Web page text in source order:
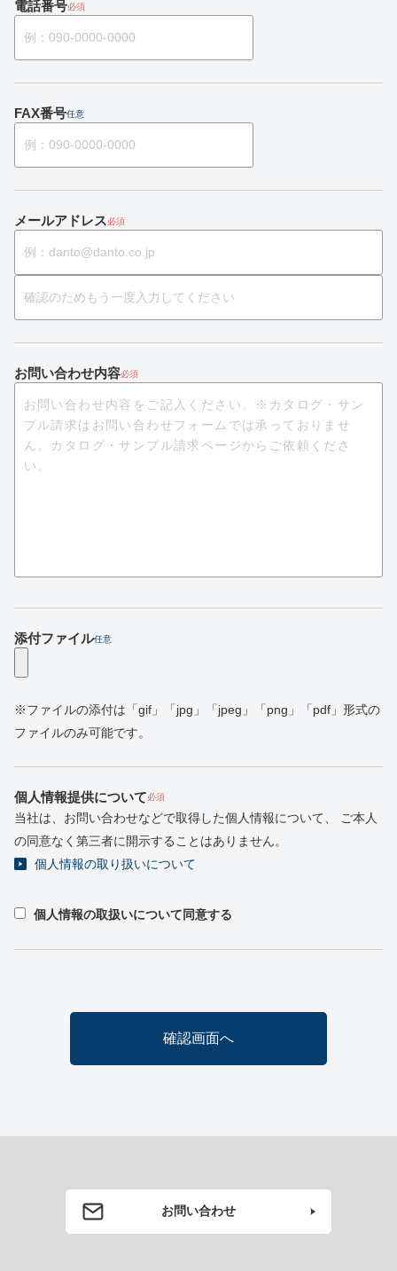
電話番号必須
FAX番号任意
メールアドレス必須
お問い合わせ内容必須
添付ファイル任意
※ファイルの添付は「gif」「jpg」「jpeg」「png」「pdf」形式の
ファイルのみ可能です。
個人情報提供について必須
当社は、お問い合わせなどで取得した個人情報について、
ご本人
の同意なく第三者に開示することはありません。
個人情報の取り扱いについて
個人情報の取扱いについて同意する
お問い合わせ